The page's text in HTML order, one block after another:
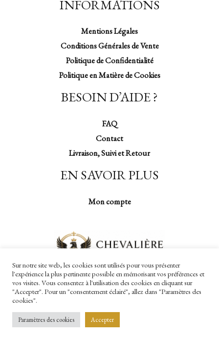
INFORMATIONS
Mentions Légales
Conditions Générales de Vente
Politique de Confidentialité
Politique en Matière de Cookies
BESOIN D’AIDE ?
FAQ
Contact
Livraison, Suivi et Retour
EN SAVOIR PLUS
Mon compte
Copyright © 2026 Chevalière Impériale
Sur notre site web, les cookies sont utilisés pour vous présenter
l'expérience la plus pertinente possible en mémorisant vos préférences et
vos visites. Vous consentez à l'utilisation des cookies en cliquant sur
"Accepter". Pour un "consentement éclairé", allez dans "Paramètres des
cookies".
Paramètres des cookies Accepter